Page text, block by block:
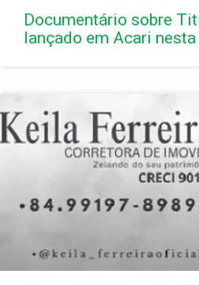
Documentário sobre
lançado em Acari